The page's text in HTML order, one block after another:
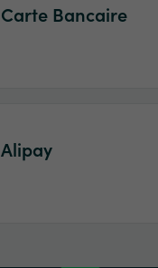
Carte Bancaire
Alipay